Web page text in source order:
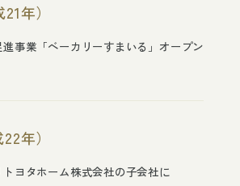
年）
事業「ベーカリーすまいる」オープン
年）
ヨタホーム株式会社の子会社に